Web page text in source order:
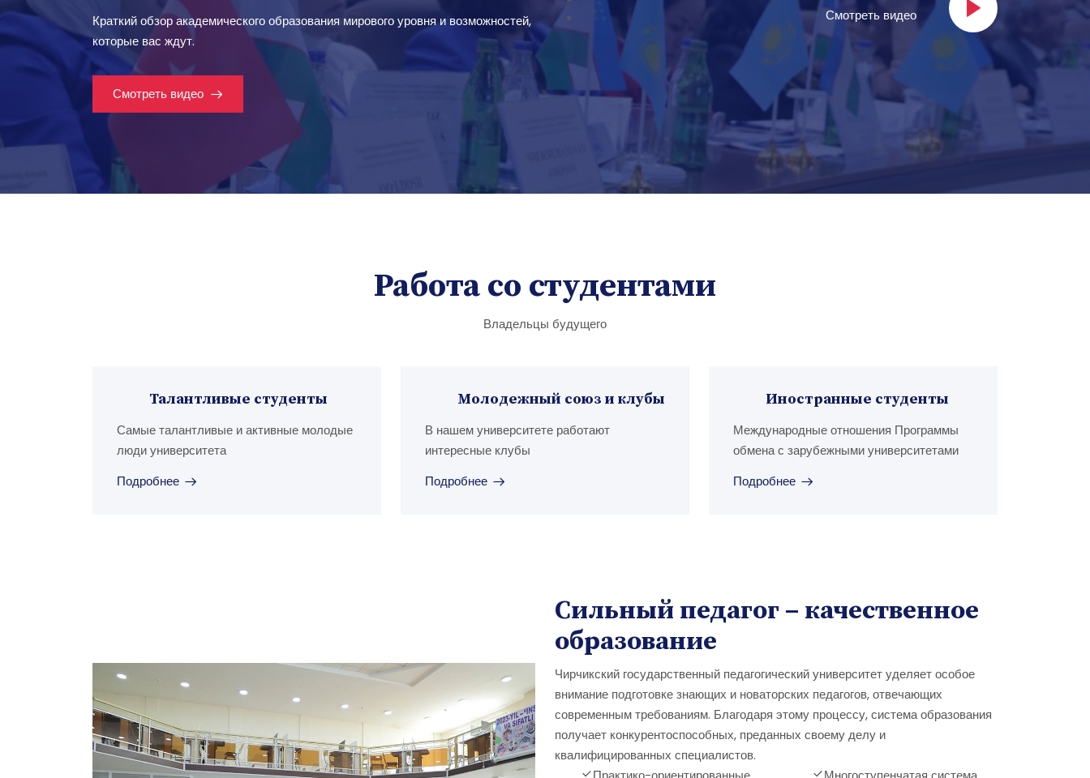
Краткий обзор академического образования мирового уровня и возможностей,
которые вас ждут.
Смотреть видео
Смотреть видео
Работа со студентами
Владельцы будущего
Талантливые студенты
Самые талантливые и активные молодые
люди университета
Подробнее
Молодежный союз и клубы
В нашем университете работают
интересные клубы
Подробнее
Иностранные студенты
Международные отношения Программы
обмена с зарубежными университетами
Подробнее
Сильный педагог – качественное
образование
Чирчикский государственный педагогический университет уделяет особое
внимание подготовке знающих и новаторских педагогов, отвечающих
современным требованиям. Благодаря этому процессу, система образования
получает конкурентоспособных, преданных своему делу и
квалифицированных специалистов.